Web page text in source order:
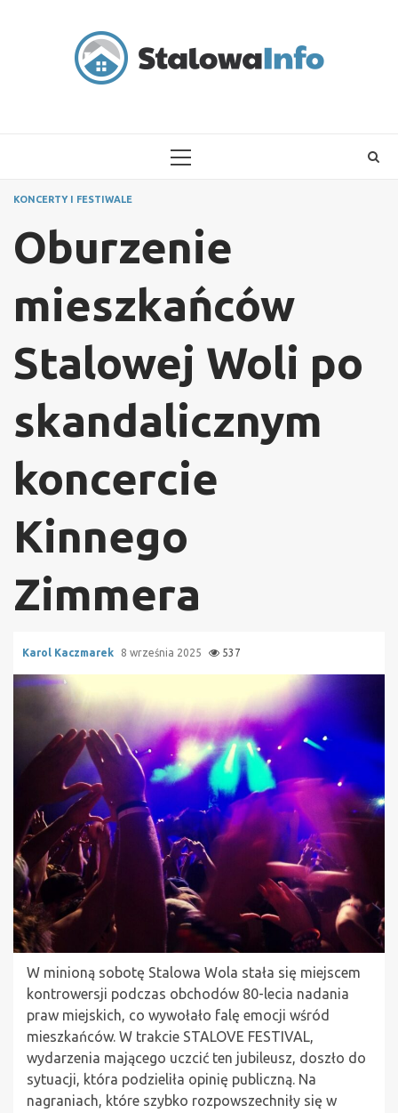
PRIMARY
KONCERTY I FESTIWALE
Oburzenie
mieszkańców
Stalowej Woli po
skandalicznym
koncercie
Kinnego
Zimmera
Karol Kaczmarek 8 września 2025 537
W minioną sobotę Stalowa Wola stała się miejscem
kontrowersji podczas obchodów 80-lecia nadania
praw miejskich, co wywołało falę emocji wśród
mieszkańców. W trakcie STALOVE FESTIVAL,
wydarzenia mającego uczcić ten jubileusz, doszło do
sytuacji, która podzieliła opinię publiczną. Na
nagraniach, które szybko rozpowszechniły się w